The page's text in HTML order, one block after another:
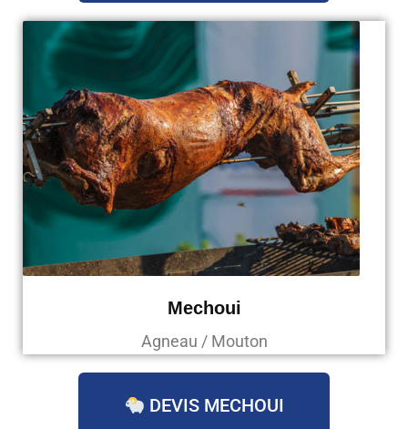
Mechoui
Agneau / Mouton
DEVIS MECHOUI